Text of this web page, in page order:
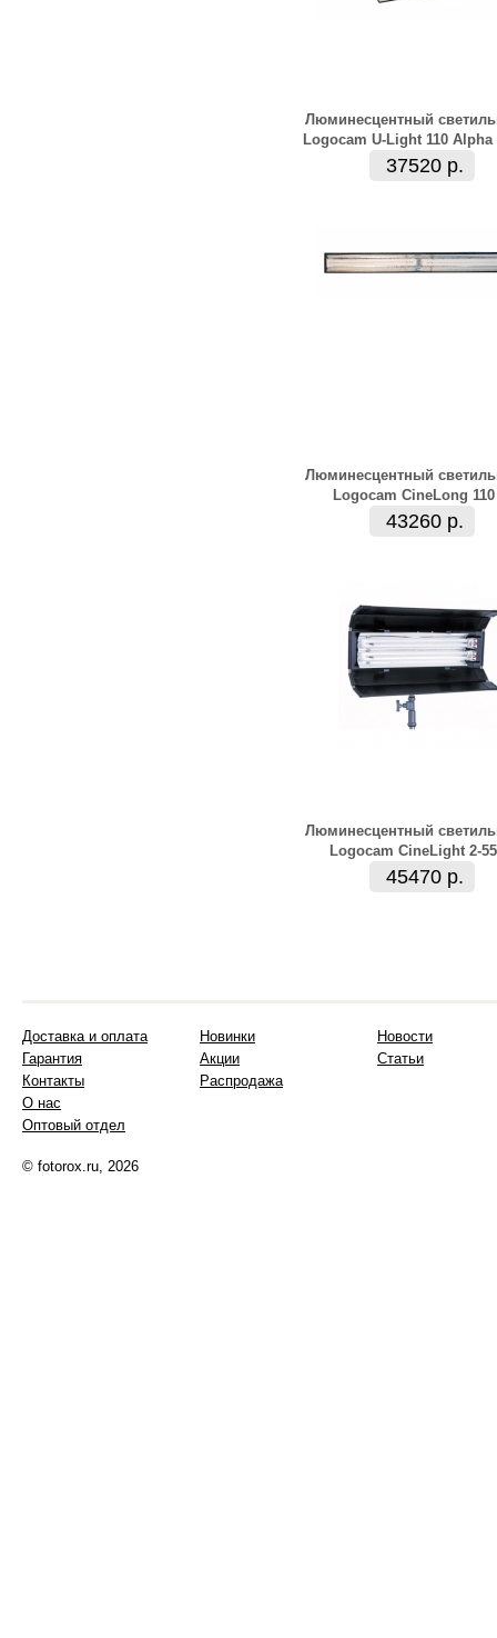
Люминесцентный
Logocam U-Light 110 Alpha
37520 р.
Люминесцентный
Logocam CineLong 110
43260 р.
Люминесцентный
Logocam CineLight 2-55
45470 р.
Доставка и оплата
Гарантия
Контакты
О нас
Оптовый отдел
Новинки
Акции
Распродажа
Новости
Статьи
© fotorox.ru, 2026